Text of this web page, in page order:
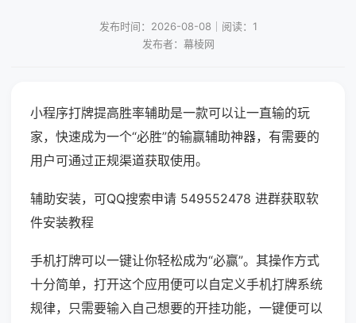
发布时间：2026-08-08｜阅读：1
发布者：幕棱网
小程序打牌提高胜率辅助是一款可以让一直输的玩
家，快速成为一个“必胜”的输赢辅助神器，有需要的
用户可通过正规渠道获取使用。
辅助安装，可QQ搜索申请 549552478 进群获取软
件安装教程
手机打牌可以一键让你轻松成为“必赢”。其操作方式
十分简单，打开这个应用便可以自定义手机打牌系统
规律，只需要输入自己想要的开挂功能，一键便可以